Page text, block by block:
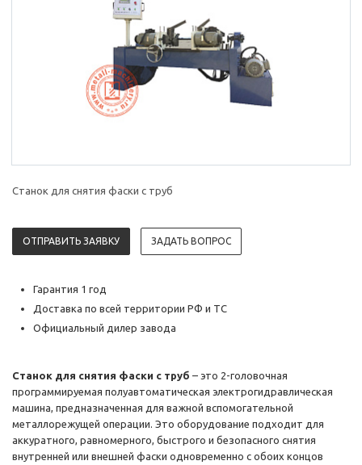
Станок для снятия фаски с труб
ОТПРАВИТЬ ЗАЯВКУ ЗАДАТЬ ВОПРОС
Гарантия 1 год
Доставка по всей территории РФ и ТС
Официальный дилер завода
Станок для снятия фаски с труб – это 2-головочная
программируемая полуавтоматическая электрогидравлическая
машина, предназначенная для важной вспомогательной
металлорежущей операции. Это оборудование подходит для
аккуратного, равномерного, быстрого и безопасного снятия
внутренней или внешней фаски одновременно с обоих концов